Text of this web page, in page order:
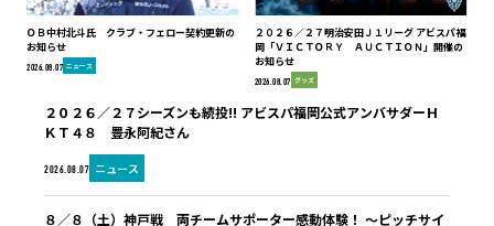
ＯＢ中村北斗氏 クラブ・フェロー契約更新の
お知らせ
2026.08.07 ニュース
２０２６／２７明治安田Ｊ１リーグ アビスパ福
岡「ＶＩＣＴＯＲＹ ＡＵＣＴＩＯＮ」開催の
お知らせ
2026.08.07 グッズ
2026.08.07 ニュース
２０２６／２７シーズンも続投!! アビスパ福岡公式アンバサダーＨ
ＫＴ４８ 豊永阿紀さん
８／８（土）神戸戦 両チームサポーター感動体験！ ～ピッチサイ